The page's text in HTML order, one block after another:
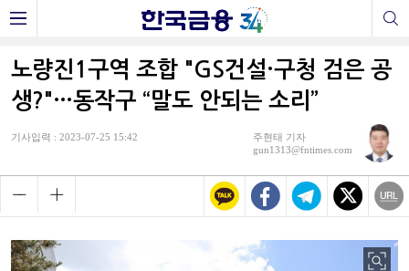
노량진1구역 조합 "GS건설·구청 검은 공
생?"…동작구 “말도 안되는 소리”
기사입력 : 2023-07-25 15:42
주현태 기자
gun1313@fntimes.com